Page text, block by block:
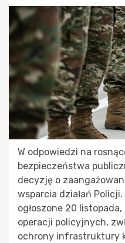
W odpowiedzi na
bezpieczeństwa
decyzję o
wsparcia działań
ogłoszone 20
operacji policyjnych,
ochrony infrastruktury